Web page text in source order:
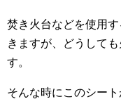
焚き火台などを使用
きますが、どうして
す。
そんな時にこのシー